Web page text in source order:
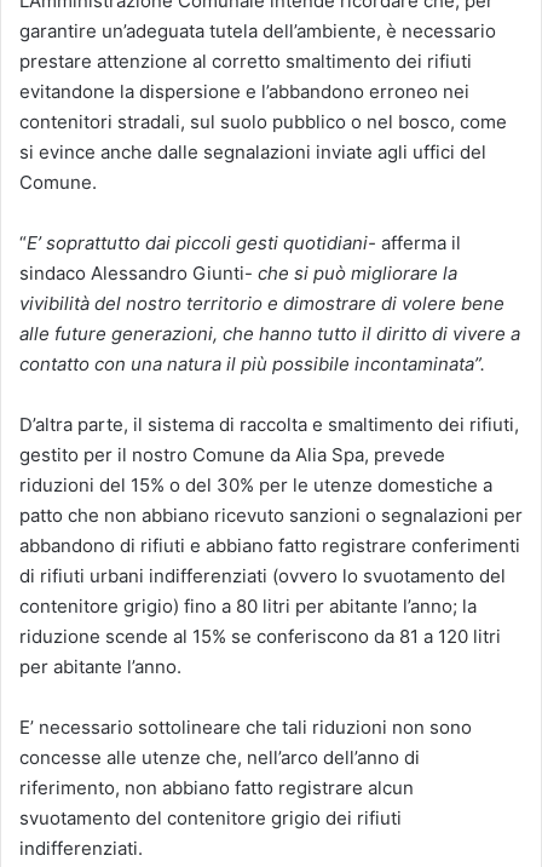
garantire un’adeguata tutela dell’ambiente, è necessario
prestare attenzione al corretto smaltimento dei rifiuti
evitandone la dispersione e l’abbandono erroneo nei
contenitori stradali, sul suolo pubblico o nel bosco, come
si evince anche dalle segnalazioni inviate agli uffici del
Comune.
“E’soprattutto dai piccoli gesti quotidiani- afferma il
sindaco Alessandro Giunti- che si può migliorare la
vivibilità del nostro territorio e dimostrare di volere bene
alle future generazioni, che hanno tutto il diritto di vivere a
contatto con una natura il più possibile incontaminata”.
D’altra parte, il sistema di raccolta e smaltimento dei rifiuti,
gestito per il nostro Comune da Alia Spa, prevede
riduzioni del 15% o del 30% per le utenze domestiche a
patto che non abbiano ricevuto sanzioni o segnalazioni per
abbandono di rifiuti e abbiano fatto registrare conferimenti
di rifiuti urbani indifferenziati (ovvero lo svuotamento del
contenitore grigio) fino a 80 litri per abitante l’anno; la
riduzione scende al 15% se conferiscono da 81 a 120 litri
per abitante l’anno.
E’ necessario sottolineare che tali riduzioni non sono
concesse alle utenze che, nell’arco dell’anno di
riferimento, non abbiano fatto registrare alcun
svuotamento del contenitore grigio dei rifiuti
indifferenziati.